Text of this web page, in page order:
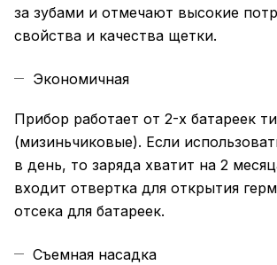
за зубами и отмечают высокие
свойства и качества щетки.
Экономичная
Прибор работает от 2-х батареек
(мизиньчиковые). Если
в день, то заряда хватит на 2
входит отвертка для открытия
отсека для батареек.
Съемная насадка